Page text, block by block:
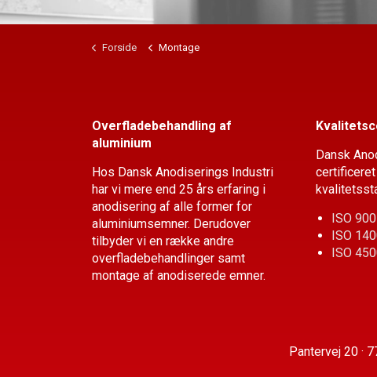
Forside Montage
Overfladebehandling af
aluminium
Hos Dansk Anodiserings Industri
har vi mere end 25 års erfaring i
anodisering af alle former for
aluminiumsemner. Derudover
tilbyder vi en række andre
overflade­behandlinger samt
montage af anodiserede emner.
Dansk
ISO
ISO
ISO
Pantervej 20 ·